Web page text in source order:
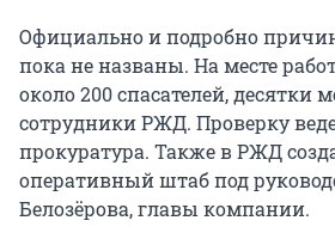
Официально и подробно
пока не названы. На месте
около 200 спасателей, десятки
сотрудники РЖД. Проверку
прокуратура. Также в РЖД
оперативный штаб под
Белозёрова, главы компании.